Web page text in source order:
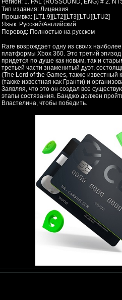
Регион: 1. PAL (RUSSOUND, ENG) # 2.
Тип издания: Лицензия
Прошивка: [LT1.9][LT2][LT3][LTU][LTU2]
Язык: Русский/Английский
Перевод: Полностью на русском
Rare возрождает одну из своих
платформы Xbox 360. Это третий эпизод
придется по душе как новым, так и
третьей части знаменитый дуэт,
(The Lord of the Games, также известный
(также известная как Гранти) и
Заявляя, что это он создал все
этапы состязания. Банджо должен
Властелина, чтобы победить.